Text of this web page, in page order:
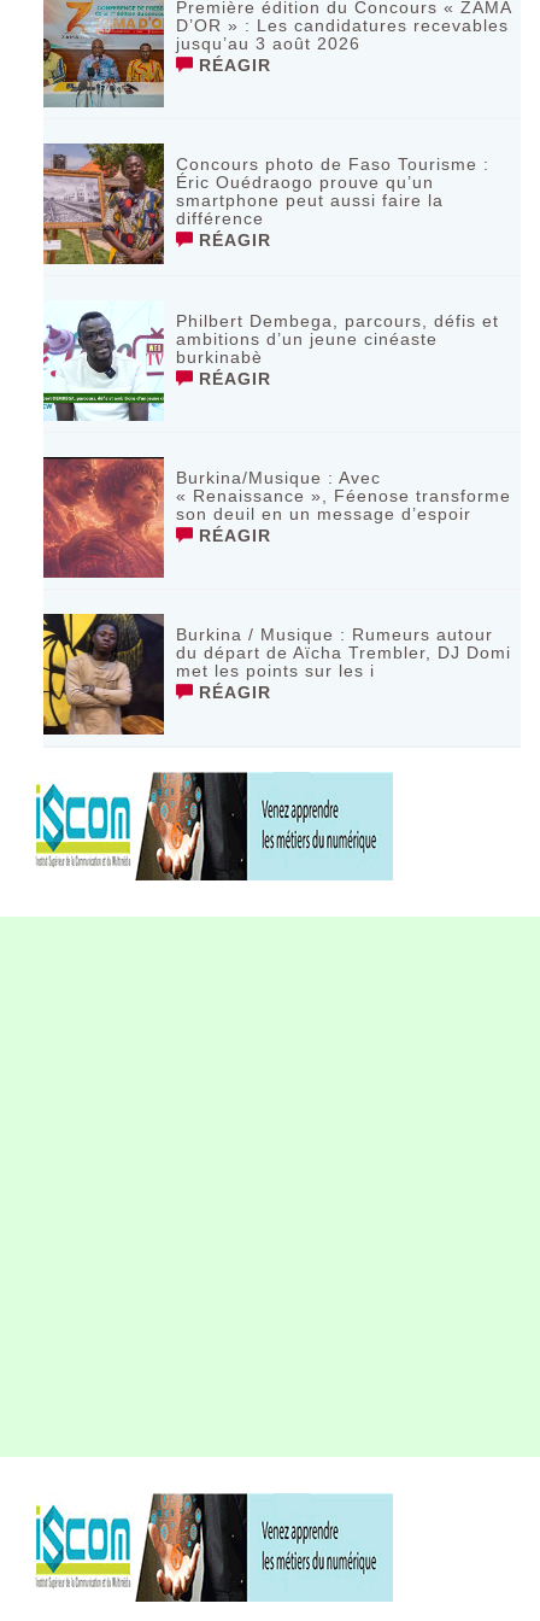
‎Première édition du Concours « ZAMA
D’OR » : Les candidatures recevables
jusqu’au 3 août 2026 ‎
RÉAGIR
Concours photo de Faso Tourisme :
Éric Ouédraogo prouve qu’un
smartphone peut aussi faire la
différence
RÉAGIR
Philbert Dembega, parcours, défis et
ambitions d’un jeune cinéaste
burkinabè
RÉAGIR
Burkina/Musique : Avec
« Renaissance », Féenose transforme
son deuil en un message d’espoir
RÉAGIR
Burkina / Musique : Rumeurs autour
du départ de Aïcha Trembler, DJ Domi
met les points sur les i
RÉAGIR